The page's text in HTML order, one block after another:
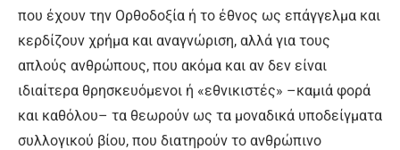
που έχουν την Ορθοδοξία ή το έθνος ως επάγγελμα και
κερδίζουν χρήμα και αναγνώριση, αλλά για τους
απλούς ανθρώπους, που ακόμα και αν δεν είναι
ιδιαίτερα θρησκευόμενοι ή «εθνικιστές» –καμιά φορά
και καθόλου– τα θεωρούν ως τα μοναδικά υποδείγματα
συλλογικού βίου, που διατηρούν το ανθρώπινο